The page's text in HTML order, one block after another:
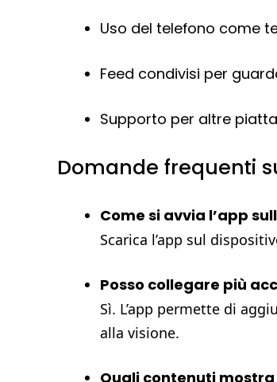
Uso del telefono come
Feed condivisi per
Supporto per altre
Domande frequenti
Come si avvia l’app
Scarica l’app sul
Posso collegare più
Sì. L’app permette di
alla visione.
Quali contenuti mostra